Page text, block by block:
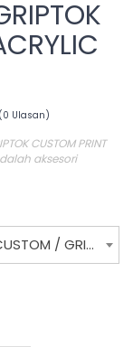
(0 Ulasan)
CUSTOM PRINT
aksesori
POPSOCKET CUSTOM / POP SOCKET CUSTOM / GRIPTOK CUSTOM PRINT UV/ACRYLIC WEB